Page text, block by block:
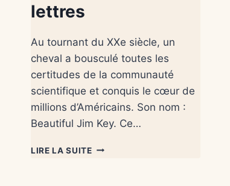
lettres
Au tournant du XXe siècle, un
cheval a bousculé toutes les
certitudes de la communauté
scientifique et conquis le cœur de
millions d’Américains. Son nom :
Beautiful Jim Key. Ce…
LIRE LA SUITE